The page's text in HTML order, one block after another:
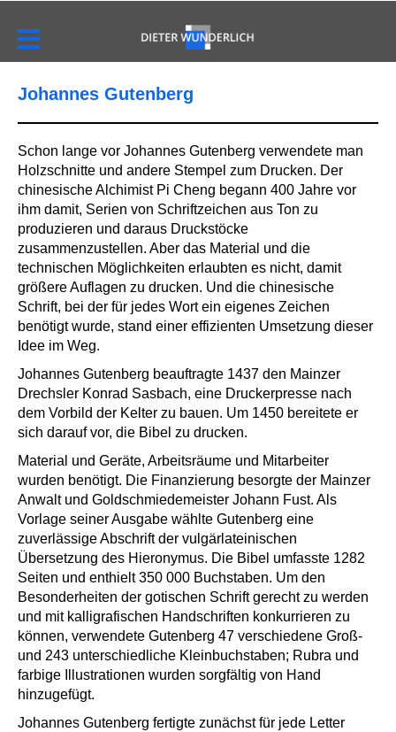
Johannes Gutenberg
Schon lange vor Johannes Gutenberg verwendete man
Holzschnitte und andere Stempel zum Drucken. Der
chinesische Alchimist Pi Cheng begann 400 Jahre vor
ihm damit, Serien von Schriftzeichen aus Ton zu
produzieren und daraus Druckstöcke
zusammenzustellen. Aber das Material und die
technischen Möglichkeiten erlaubten es nicht, damit
größere Auflagen zu drucken. Und die chinesische
Schrift, bei der für jedes Wort ein eigenes Zeichen
benötigt wurde, stand einer effizienten Umsetzung dieser
Idee im Weg.
Johannes Gutenberg beauftragte 1437 den Mainzer
Drechsler Konrad Sasbach, eine Druckerpresse nach
dem Vorbild der Kelter zu bauen. Um 1450 bereitete er
sich darauf vor, die Bibel zu drucken.
Material und Geräte, Arbeitsräume und Mitarbeiter
wurden benötigt. Die Finanzierung besorgte der Mainzer
Anwalt und Goldschmiedemeister Johann Fust. Als
Vorlage seiner Ausgabe wählte Gutenberg eine
zuverlässige Abschrift der vulgärlateinischen
Übersetzung des Hieronymus. Die Bibel umfasste 1282
Seiten und enthielt 350 000 Buchstaben. Um den
Besonderheiten der gotischen Schrift gerecht zu werden
und mit kalligrafischen Handschriften konkurrieren zu
können, verwendete Gutenberg 47 verschiedene Groß-
und 243 unterschiedliche Kleinbuchstaben; Rubra und
farbige Illustrationen wurden sorgfältig von Hand
hinzugefügt.
Johannes Gutenberg fertigte zunächst für jede Letter